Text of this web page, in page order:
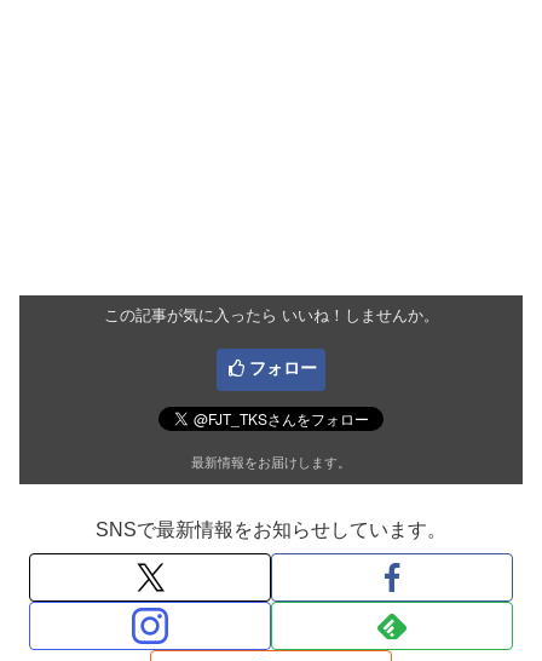
この記事が気に入ったら いいね！しませんか。
フォロー
最新情報をお届けします。
SNSで最新情報をお知らせしています。